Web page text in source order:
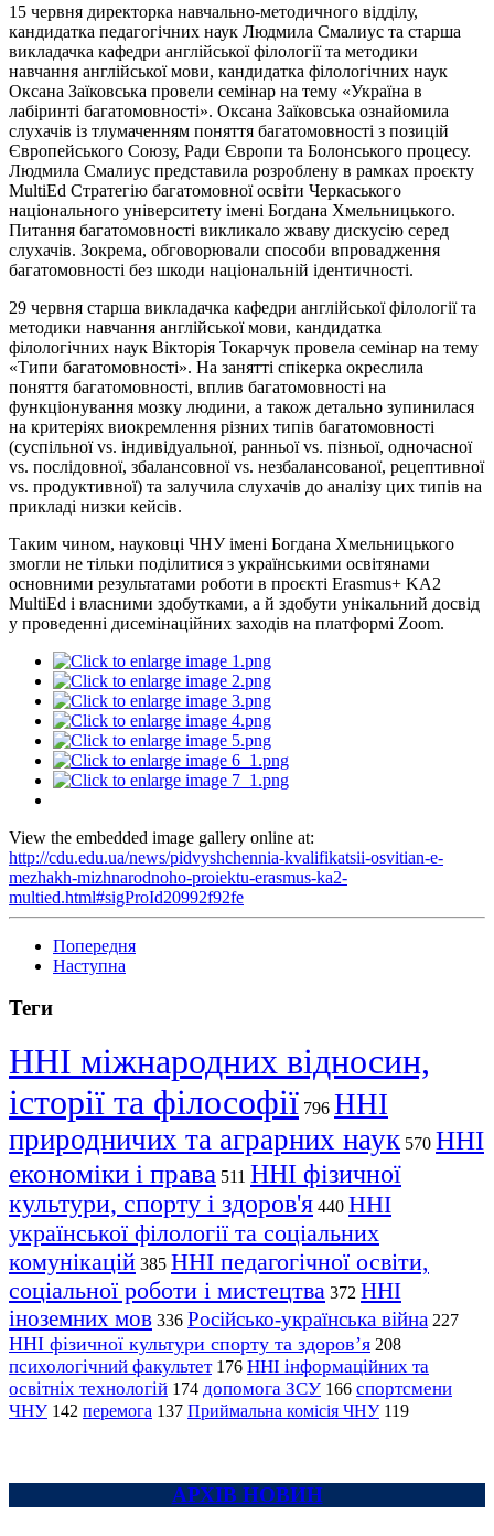
15 червня директорка навчально-методичного відділу,
кандидатка педагогічних наук Людмила Смалиус та старша
викладачка кафедри англійської філології та методики
навчання англійської мови, кандидатка філологічних наук
Оксана Заїковська провели семінар на тему «Україна в
лабіринті багатомовності». Оксана Заїковська ознайомила
слухачів із тлумаченням поняття багатомовності з позицій
Європейського Союзу, Ради Європи та Болонського процесу.
Людмила Смалиус представила розроблену в рамках проєкту
MultiEd Стратегію багатомовної освіти Черкаського
національного університету імені Богдана Хмельницького.
Питання багатомовності викликало жваву дискусію серед
слухачів. Зокрема, обговорювали способи впровадження
багатомовності без шкоди національній ідентичності.
29 червня старша викладачка кафедри англійської філології та
методики навчання англійської мови, кандидатка
філологічних наук Вікторія Токарчук провела семінар на тему
«Типи багатомовності». На занятті спікерка окреслила
поняття багатомовності, вплив багатомовності на
функціонування мозку людини, а також детально зупинилася
на критеріях виокремлення різних типів багатомовності
(суспільної vs. індивідуальної, ранньої vs. пізньої, одночасної
vs. послідовної, збалансовноїvs. незбалансованої, рецептивної
vs. продуктивної) та залучила слухачів до аналізу цих типів на
прикладі низки кейсів.
Таким чином, науковці ЧНУ імені Богдана Хмельницького
змогли не тільки поділитися з українськими освітянами
основними результатами роботи в проєкті Erasmus+ KA2
MultiEd і власними здобутками, а й здобути унікальний досвід
у проведенні дисемінаційних заходів на платформі Zoom.
View the embedded image gallery online at:
http://cdu.edu.ua/news/pidvyshchennia-kvalifikatsii-osvitian-e-
mezhakh-mizhnarodnoho-proiektu-erasmus-ka2-
multied.html#sigProId20992f92fe
Попередня
Наступна
Теги
ННІ міжнародних відносин,
історії та філософії 796 ННІ
природничих та аграрних наук 570 ННІ
економіки і права 511 ННІ фізичної
культури, спорту і здоров'я 440 ННІ
української філології та соціальних
комунікацій 385 ННІ педагогічної освіти,
соціальної роботи і мистецтва 372 ННІ
іноземних мов 336 Російсько-українська війна 227
ННІ фізичної культури спорту та здоров’я 208
психологічний факультет 176 ННІ інформаційних та
освітніх технологій 174 допомога ЗСУ 166 спортсмени
ЧНУ 142 перемога 137 Приймальна комісія ЧНУ 119
АРХІВ НОВИН